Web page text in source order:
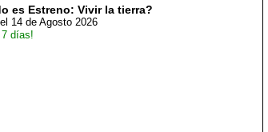
es Estreno: Vivir la tierra?
14 de Agosto 2026
7 días!